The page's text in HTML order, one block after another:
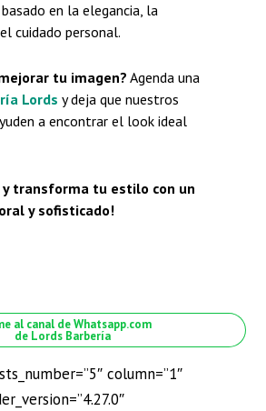
en la elegancia, la
cuidado personal.
tu imagen? Agenda una
Lords y deja que nuestros
a encontrar el look ideal
y transforma tu estilo con un
y sofisticado!
al canal de Whatsapp.com
de Lords Barbería
column=”1″